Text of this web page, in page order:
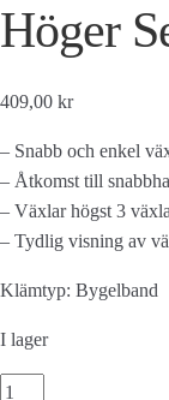
Höger
409,00 kr
– Snabb och enkel
– Åtkomst till
– Växlar högst 3
– Tydlig visning av
Klämtyp: Bygelband
I lager
Shimano